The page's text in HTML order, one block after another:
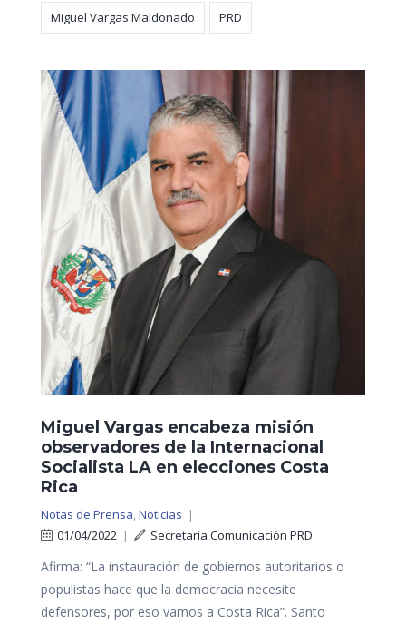
Miguel Vargas Maldonado PRD
Miguel Vargas encabeza misión
observadores de la Internacional
Socialista LA en elecciones Costa
Rica
Notas de Prensa,Noticias |
01/04/2022 | Secretaria Comunicación PRD
Afirma: “La instauración de gobiernos autoritarios o
populistas hace que la democracia necesite
defensores, por eso vamos a Costa Rica”. Santo